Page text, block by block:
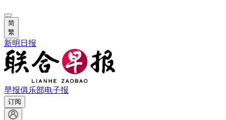
简
繁
新明日报
早报俱乐部电子报
订阅